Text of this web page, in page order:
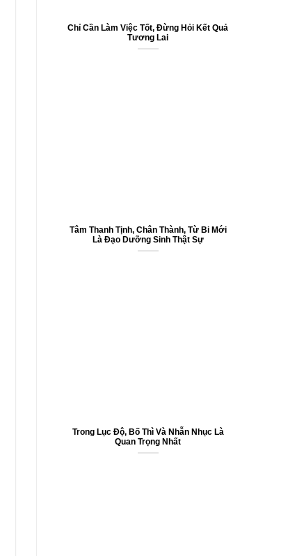
Chỉ Cần Làm Việc Tốt, Đừng Hỏi Kết Quả
Tương Lai
Tâm Thanh Tịnh, Chân Thành, Từ Bi Mới
Là Đạo Dưỡng Sinh Thật Sự
Trong Lục Độ, Bố Thì Và Nhẫn Nhục Là
Quan Trọng Nhất